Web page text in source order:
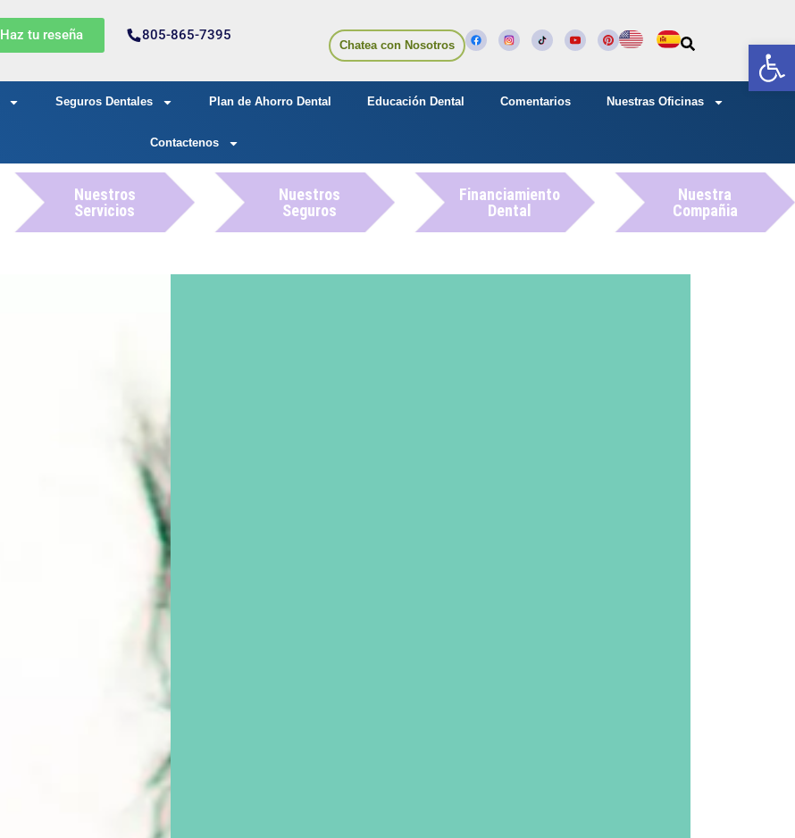
Abrir
Haz tu reseña 805-865-7395
Chatea con Nosotros
Seguros Dentales Plan de Ahorro Dental Educación Dental Comentarios Nuestras Oficinas
Contactenos
Nuestros
Servicios
Nuestros
Seguros
Financiamiento
Dental
Nuestra
Compañia